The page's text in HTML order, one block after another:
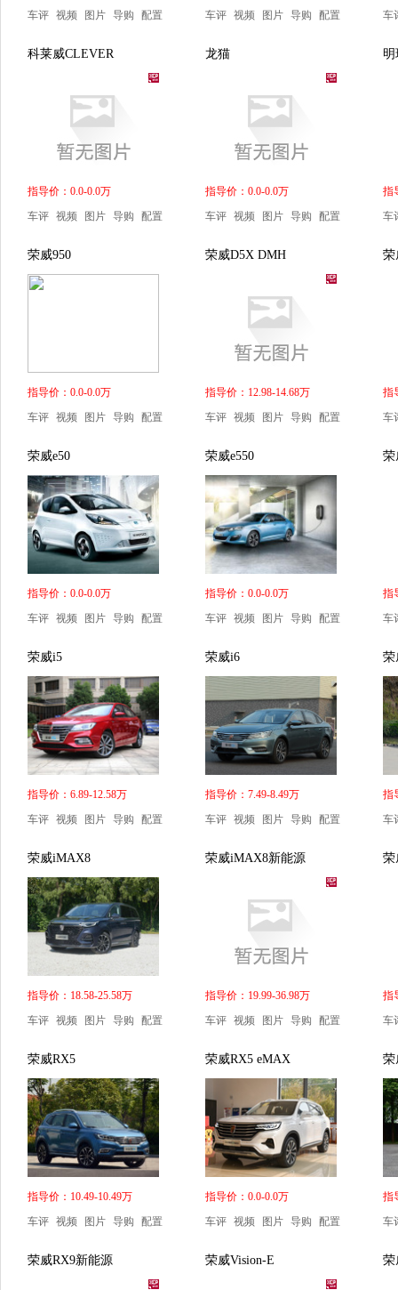
车评 视频 图片 导购 配置
车评 视频 图片 导购 配置
车
科莱威CLEVER
指导价：0.0-0.0万
车评 视频 图片 导购 配置
龙猫
指导价：0.0-0.0万
车评 视频 图片 导购 配置
明
指
车
荣威950
指导价：0.0-0.0万
车评 视频 图片 导购 配置
荣威D5X DMH
指导价：12.98-14.68万
车评 视频 图片 导购 配置
荣
指
车
荣威e50
指导价：0.0-0.0万
车评 视频 图片 导购 配置
荣威e550
指导价：0.0-0.0万
车评 视频 图片 导购 配置
荣
指
车
荣威i5
指导价：6.89-12.58万
车评 视频 图片 导购 配置
荣威i6
指导价：7.49-8.49万
车评 视频 图片 导购 配置
荣
指
车
荣威iMAX8
指导价：18.58-25.58万
车评 视频 图片 导购 配置
荣威iMAX8新能源
指导价：19.99-36.98万
车评 视频 图片 导购 配置
荣
指
车
荣威RX5
指导价：10.49-10.49万
车评 视频 图片 导购 配置
荣威RX5 eMAX
指导价：0.0-0.0万
车评 视频 图片 导购 配置
荣
指
车
荣威RX9新能源 荣威Vision-E 荣